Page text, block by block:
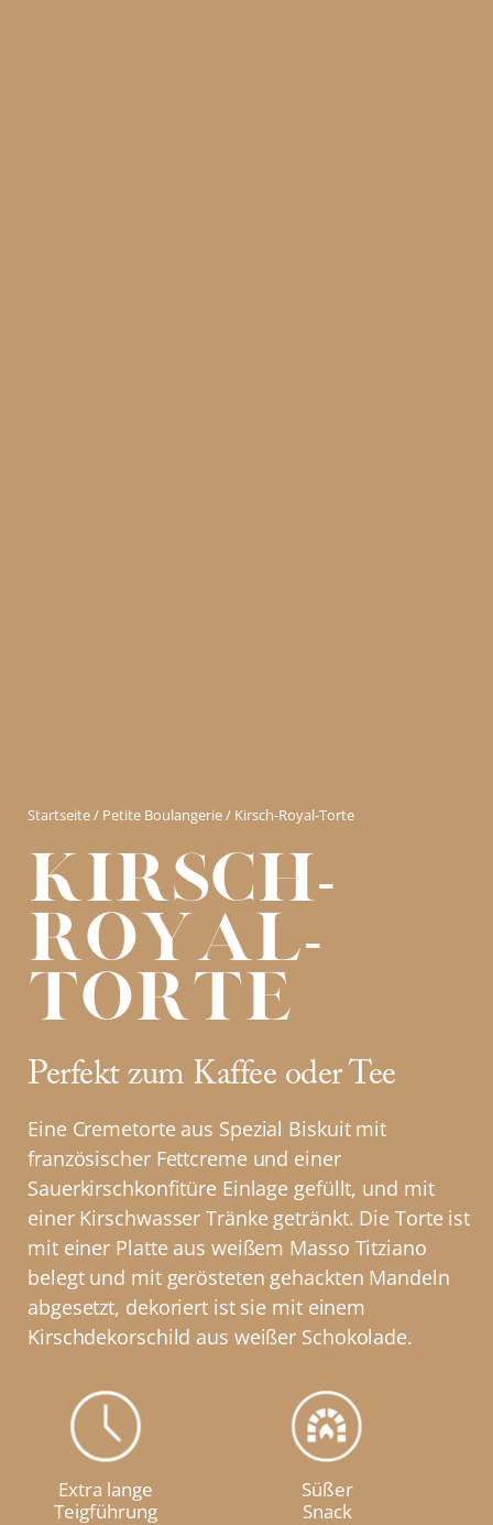
Startseite/ Petite Boulangerie/ Kirsch-Royal-Torte
Kirsch-
Royal-
Torte
Perfekt zum Kaffee oder Tee
Eine Cremetorte aus Spezial Biskuit mit
französischer Fettcreme und einer
Sauerkirschkonfitüre Einlage gefüllt, und mit
einer Kirschwasser Tränke getränkt. Die Torte ist
mit einer Platte aus weißem Masso Titziano
belegt und mit gerösteten gehackten Mandeln
abgesetzt, dekoriert ist sie mit einem
Kirschdekorschild aus weißer Schokolade.
Extra lange
Teigführung
Süßer
Snack